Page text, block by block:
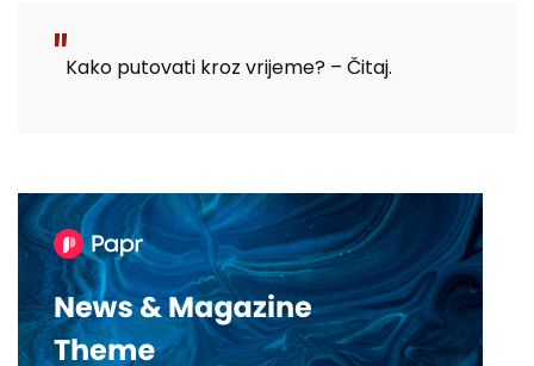
Kako putovati kroz vrijeme? – Čitaj.